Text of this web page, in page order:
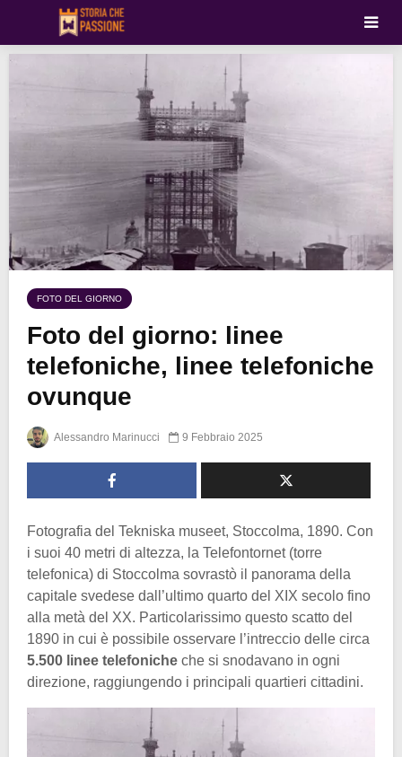
FOTO DEL GIORNO
Foto del giorno: linee
telefoniche, linee telefoniche
ovunque
Alessandro Marinucci 9 Febbraio 2025
Fotografia del Tekniska museet, Stoccolma, 1890. Con
i suoi 40 metri di altezza, la Telefontornet (torre
telefonica) di Stoccolma sovrastò il panorama della
capitale svedese dall’ultimo quarto del XIX secolo fino
alla metà del XX. Particolarissimo questo scatto del
1890 in cui è possibile osservare l’intreccio delle circa
5.500 linee telefoniche che si snodavano in ogni
direzione, raggiungendo i principali quartieri cittadini.